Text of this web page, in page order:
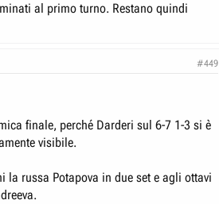
al primo turno. Restano quindi
#449
finale, perché Darderi sul 6-7 1-3 si è
visibile.
la russa Potapova in due set e agli ottavi